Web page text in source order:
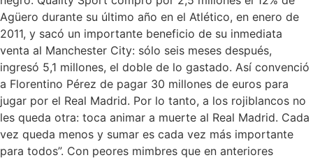
Agüero durante su último año en el Atlético, en enero de
2011, y sacó un importante beneficio de su inmediata
venta al Manchester City: sólo seis meses después,
ingresó 5,1 millones, el doble de lo gastado. Así convenció
a Florentino Pérez de pagar 30 millones de euros para
jugar por el Real Madrid. Por lo tanto, a los rojiblancos no
les queda otra: toca animar a muerte al Real Madrid. Cada
vez queda menos y sumar es cada vez más importante
para todos”. Con peores mimbres que en anteriores